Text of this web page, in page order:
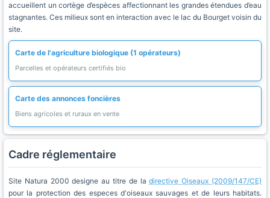
accueillent un cortège d’espèces affectionnant les grandes étendues d’eau
stagnantes. Ces milieux sont en interaction avec le lac du Bourget voisin du
site.
Carte de l'agriculture biologique (1 opérateurs)
Parcelles et opérateurs certifiés bio
Carte des annonces foncières
Biens agricoles et ruraux en vente
Cadre réglementaire
Site Natura 2000 designe au titre de ladirective Oiseaux (2009/147/CE)
pour la protection des especes d'oiseaux sauvages et de leurs habitats.